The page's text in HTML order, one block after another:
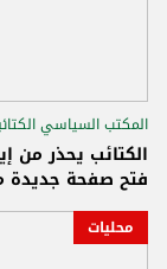
المكتب السياسي
الكتائب يحذر من
فتح صفحة جديدة
محليات